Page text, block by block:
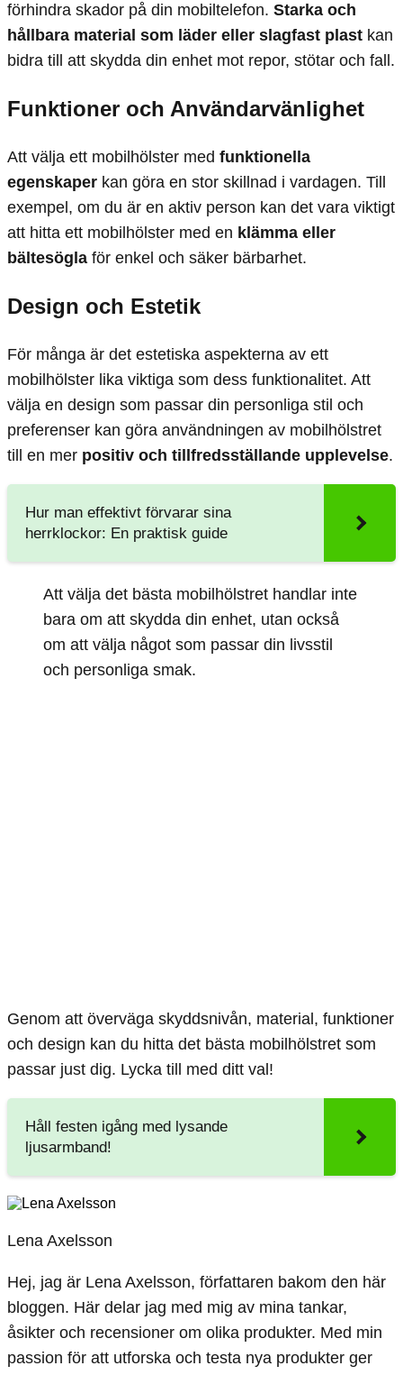
förhindra skador på din mobiltelefon. Starka och
hållbara material som läder eller slagfast plast kan
bidra till att skydda din enhet mot repor, stötar och fall.
Funktioner och Användarvänlighet
Att välja ett mobilhölster med funktionella
egenskaper kan göra en stor skillnad i vardagen. Till
exempel, om du är en aktiv person kan det vara viktigt
att hitta ett mobilhölster med en klämma eller
bältesögla för enkel och säker bärbarhet.
Design och Estetik
För många är det estetiska aspekterna av ett
mobilhölster lika viktiga som dess funktionalitet. Att
välja en design som passar din personliga stil och
preferenser kan göra användningen av mobilhölstret
till en mer positiv och tillfredsställande upplevelse.
Hur man effektivt förvarar sina
herrklockor: En praktisk guide
Att välja det bästa mobilhölstret handlar inte
bara om att skydda din enhet, utan också
om att välja något som passar din livsstil
och personliga smak.
Genom att överväga skyddsnivån, material, funktioner
och design kan du hitta det bästa mobilhölstret som
passar just dig. Lycka till med ditt val!
Håll festen igång med lysande
ljusarmband!
Lena Axelsson
Hej, jag är Lena Axelsson, författaren bakom den här
bloggen. Här delar jag med mig av mina tankar,
åsikter och recensioner om olika produkter. Med min
passion för att utforska och testa nya produkter ger